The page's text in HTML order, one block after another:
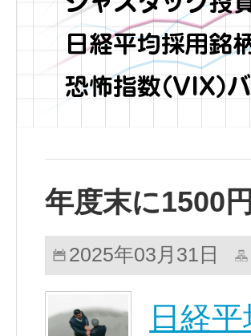
年度末に1500
2025年03月31日
日経